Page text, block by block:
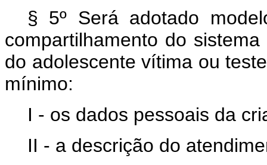
§ 5º Será adotado
compartilhamento do
do adolescente vítima ou
mínimo:
I - os dados pessoais da
II - a descrição do